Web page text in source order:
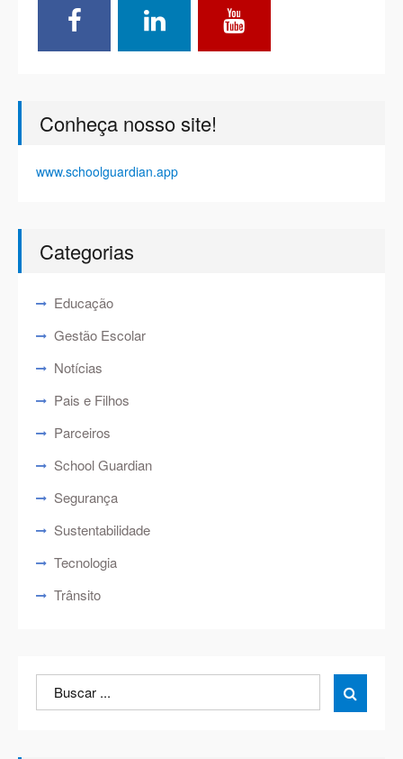
Conheça nosso site!
www.schoolguardian.app
Categorias
Educação
Gestão Escolar
Notícias
Pais e Filhos
Parceiros
School Guardian
Segurança
Sustentabilidade
Tecnologia
Trânsito
Search
for:
